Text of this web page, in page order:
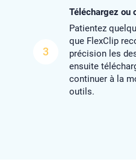
3
Téléchargez ou
Patientez
que FlexClip
précision les
ensuite
continuer à la
outils.